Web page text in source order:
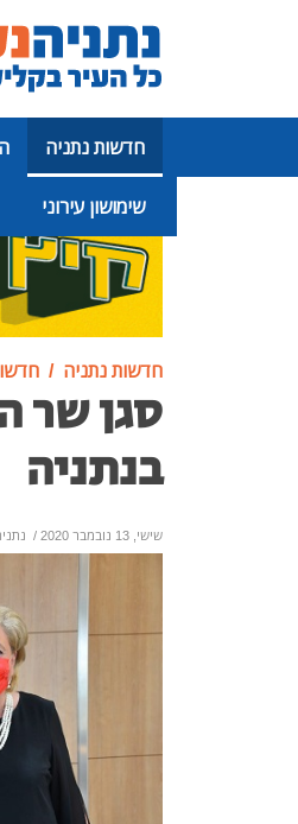
חדשות נתניה
שימושון עירוני
פרסומת
חדשות נתניה
סגן שר
בנתניה
שישי, 13 נובמבר 2020 /